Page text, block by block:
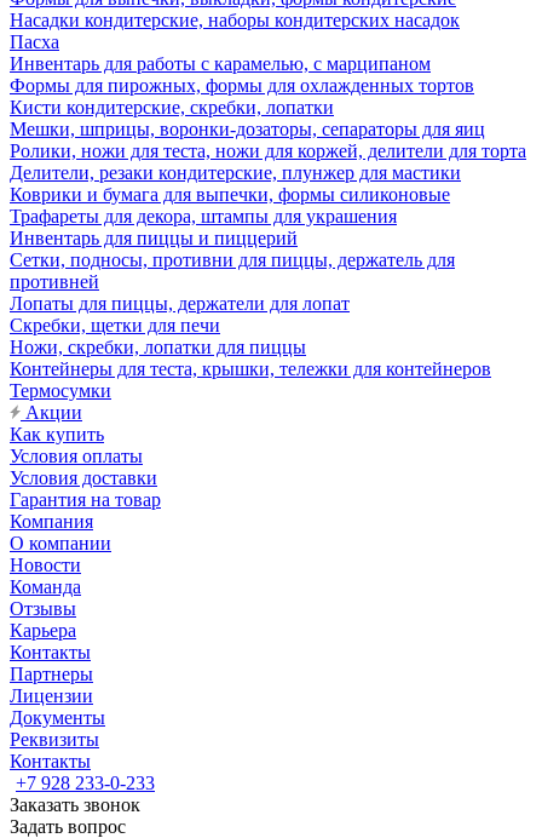
Насадки кондитерские, наборы кондитерских насадок
Пасха
Инвентарь для работы с карамелью, с марципаном
Формы для пирожных, формы для охлажденных тортов
Кисти кондитерские, скребки, лопатки
Мешки, шприцы, воронки-дозаторы, сепараторы для яиц
Ролики, ножи для теста, ножи для коржей, делители для торта
Делители, резаки кондитерские, плунжер для мастики
Коврики и бумага для выпечки, формы силиконовые
Трафареты для декора, штампы для украшения
Инвентарь для пиццы и пиццерий
Сетки, подносы, противни для пиццы, держатель для
противней
Лопаты для пиццы, держатели для лопат
Скребки, щетки для печи
Ножи, скребки, лопатки для пиццы
Контейнеры для теста, крышки, тележки для контейнеров
Термосумки
Акции
Как купить
Условия оплаты
Условия доставки
Гарантия на товар
Компания
О компании
Новости
Команда
Отзывы
Карьера
Контакты
Партнеры
Лицензии
Документы
Реквизиты
Контакты
+7 928 233-0-233
Заказать звонок
Задать вопрос